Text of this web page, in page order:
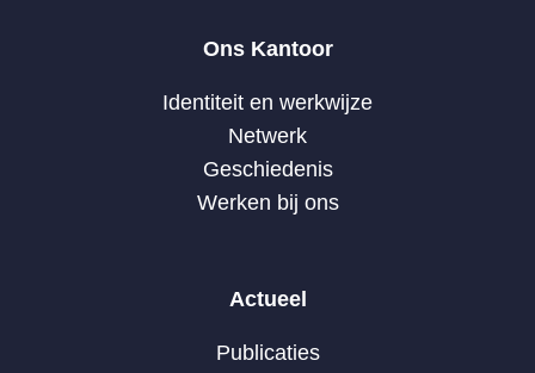
Ons Kantoor
Identiteit en werkwijze
Netwerk
Geschiedenis
Werken bij ons
Actueel
Publicaties